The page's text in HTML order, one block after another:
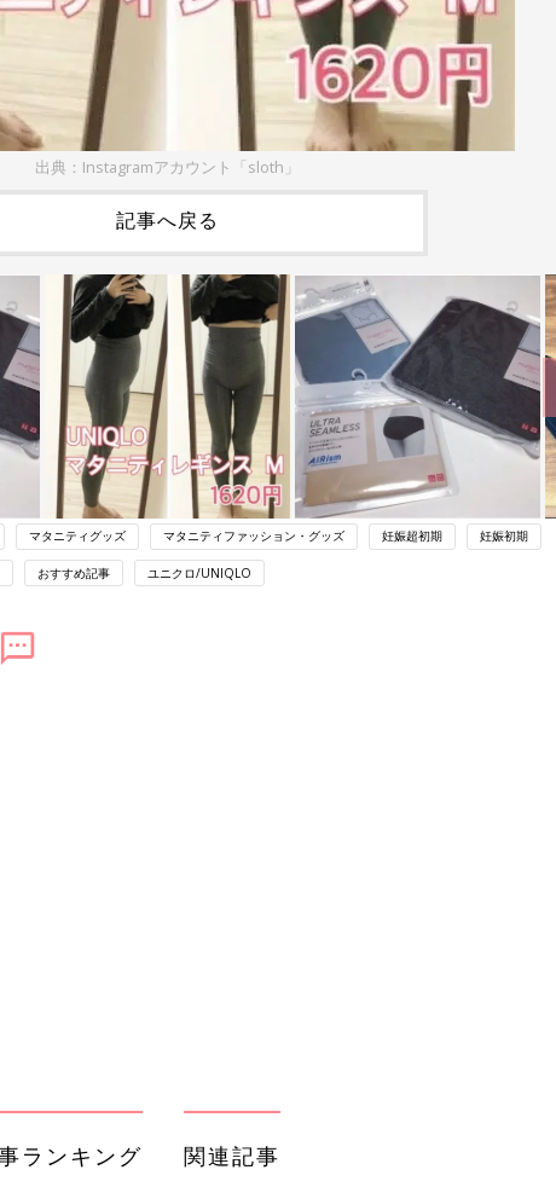
出典：Instagramアカウント「sloth」
記事へ戻る
マタニティグッズ マタニティファッション・グッズ 妊娠超初期 妊娠初期
おすすめ記事 ユニクロ/UNIQLO